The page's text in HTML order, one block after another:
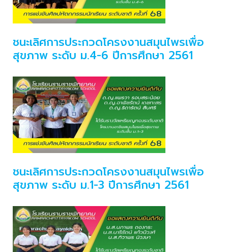
ชนะเลิศการประกวดโครงงานสมุนไพรเพื่อ
สุขภาพ ระดับ ม.4-6 ปีการศึกษา 2561
ชนะเลิศการประกวดโครงงานสมุนไพรเพื่อ
สุขภาพ ระดับ ม.1-3 ปีการศึกษา 2561